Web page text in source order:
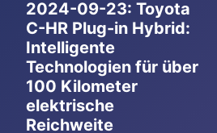
2024-09-23: Toyota
C-HR Plug-in Hybrid:
Intelligente
Technologien für über
100 Kilometer
elektrische
Reichweite